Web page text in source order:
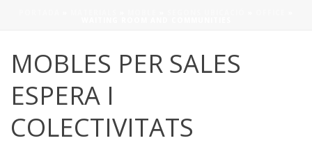
MOBLES PER SALES
ESPERA I
COLECTIVITATS